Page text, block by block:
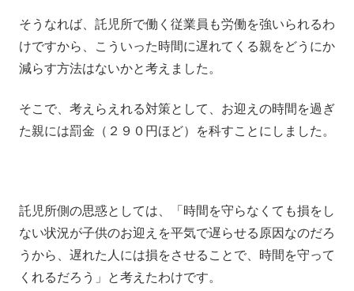
そうなれば、託児所で働く従業員も労働を強いられるわ
けですから、こういった時間に遅れてくる親をどうにか
減らす方法はないかと考えました。
そこで、考えらえれる対策として、お迎えの時間を過ぎ
た親には罰金（２９０円ほど）を科すことにしました。
託児所側の思惑としては、「時間を守らなくても損をし
ない状況が子供のお迎えを平気で遅らせる原因なのだろ
うから、遅れた人には損をさせることで、時間を守って
くれるだろう」と考えたわけです。